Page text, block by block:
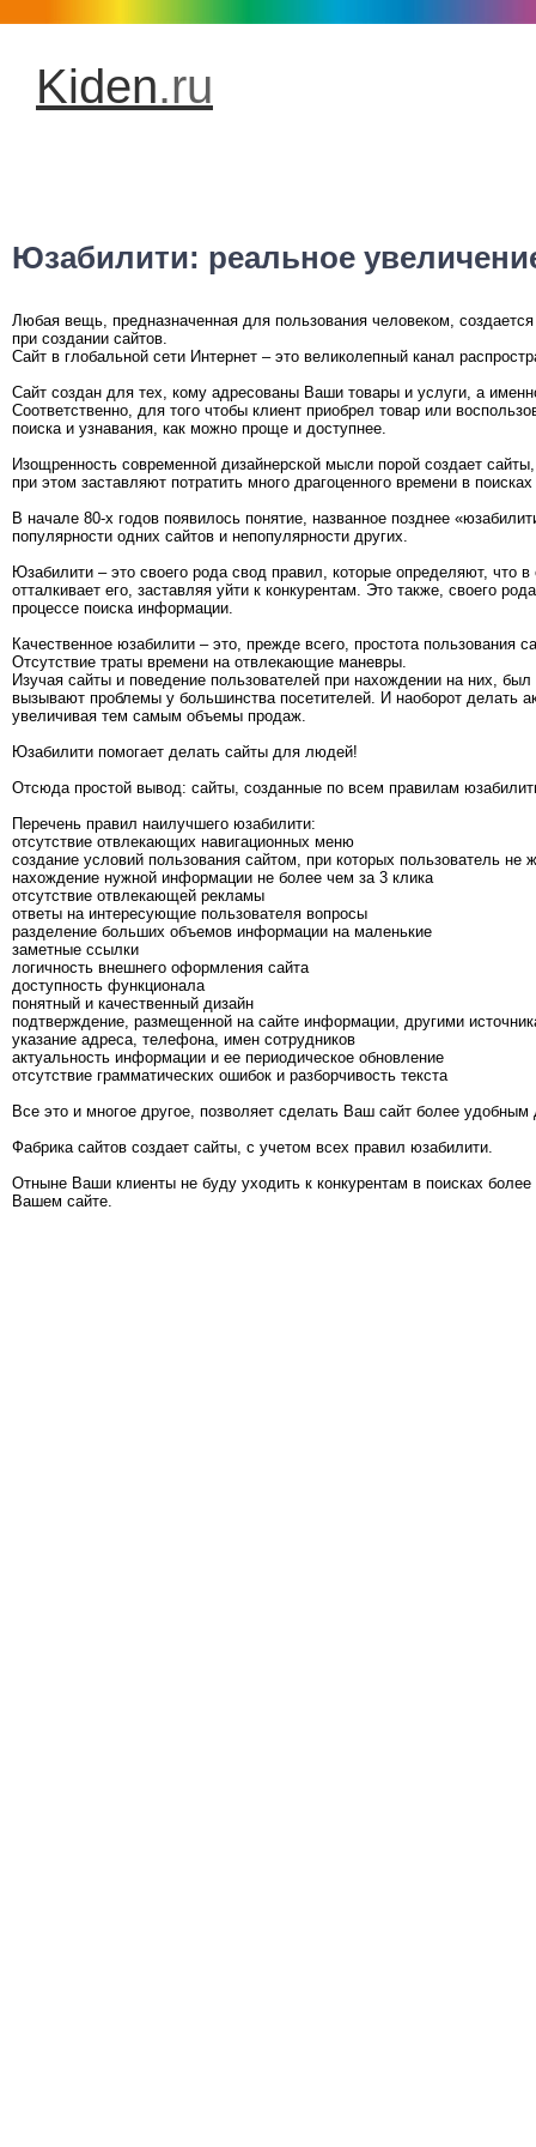
Kiden.ru
Юзабилити: реальное
Любая вещь, предназначенная для пользования человеком,
при создании сайтов.
Сайт в глобальной сети Интернет – это великолепный канал
Сайт создан для тех, кому адресованы Ваши товары и услуги, а
Соответственно, для того чтобы клиент приобрел товар или
поиска и узнавания, как можно проще и доступнее.
Изощренность современной дизайнерской мысли порой создает
при этом заставляют потратить много драгоценного времени в
В начале 80-х годов появилось понятие, названное позднее
популярности одних сайтов и непопулярности других.
Юзабилити – это своего рода свод правил, которые определяют, что
отталкивает его, заставляя уйти к конкурентам. Это также, своего
процессе поиска информации.
Качественное юзабилити – это, прежде всего, простота
Отсутствие траты времени на отвлекающие маневры.
Изучая сайты и поведение пользователей при нахождении на них,
вызывают проблемы у большинства посетителей. И наоборот делать
увеличивая тем самым объемы продаж.
Юзабилити помогает делать сайты для людей!
Отсюда простой вывод: сайты, созданные по всем правилам
Перечень правил наилучшего юзабилити:
отсутствие отвлекающих навигационных меню
создание условий пользования сайтом, при которых пользователь не
нахождение нужной информации не более чем за 3 клика
отсутствие отвлекающей рекламы
ответы на интересующие пользователя вопросы
разделение больших объемов информации на маленькие
заметные ссылки
логичность внешнего оформления сайта
доступность функционала
понятный и качественный дизайн
подтверждение, размещенной на сайте информации, другими
указание адреса, телефона, имен сотрудников
актуальность информации и ее периодическое обновление
отсутствие грамматических ошибок и разборчивость текста
Все это и многое другое, позволяет сделать Ваш сайт более
Фабрика сайтов создает сайты, с учетом всех правил юзабилити.
Отныне Ваши клиенты не буду уходить к конкурентам в поисках
Вашем сайте.